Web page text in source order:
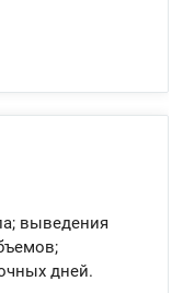
выведения
дней.